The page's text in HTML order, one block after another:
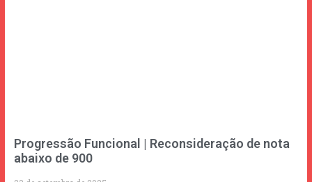
Progressão Funcional | Reconsideração de nota
abaixo de 900